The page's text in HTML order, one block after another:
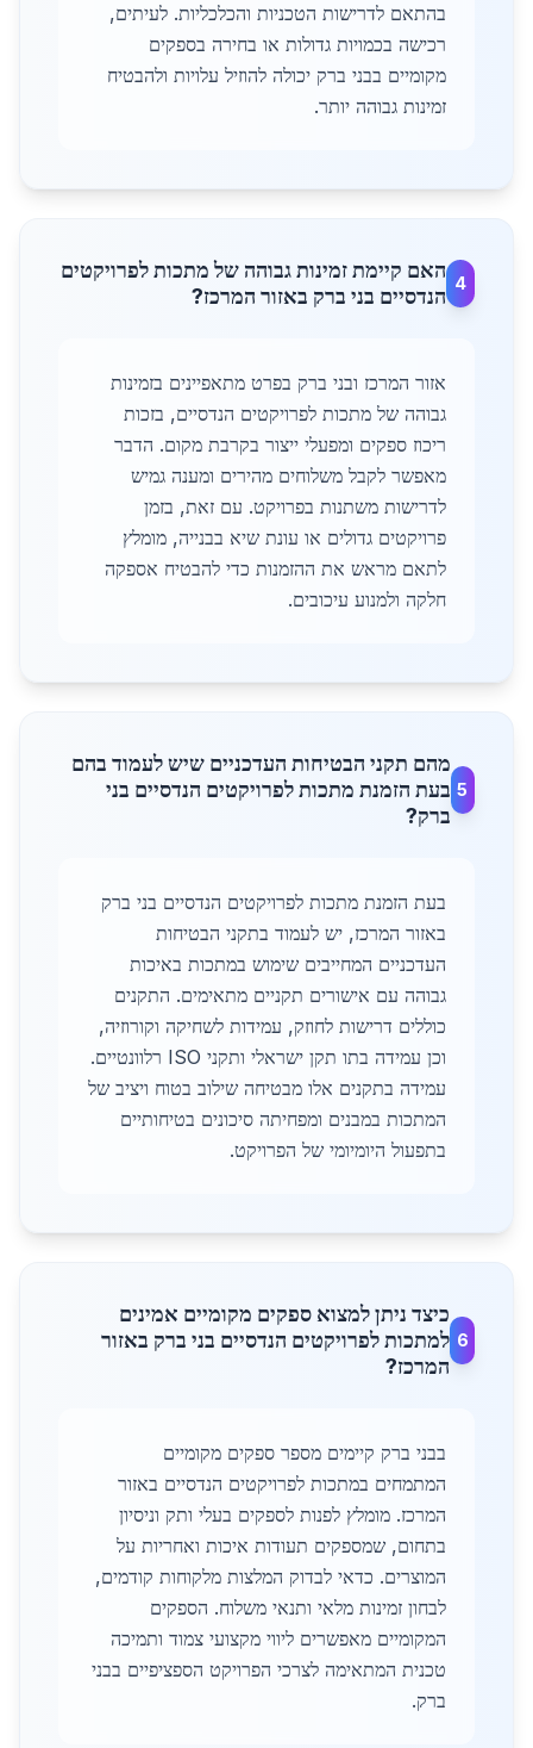
בהתאם לדרישות הטכניות והכלכליות. לעיתים,
רכישה בכמויות גדולות או בחירה בספקים
מקומיים בבני ברק יכולה להוזיל עלויות ולהבטיח
זמינות גבוהה יותר.
4
האם קיימת זמינות גבוהה של מתכות לפרויקטים
הנדסיים בני ברק באזור המרכז?
אזור המרכז ובני ברק בפרט מתאפיינים בזמינות
גבוהה של מתכות לפרויקטים הנדסיים, בזכות
ריכוז ספקים ומפעלי ייצור בקרבת מקום. הדבר
מאפשר לקבל משלוחים מהירים ומענה גמיש
לדרישות משתנות בפרויקט. עם זאת, בזמן
פרויקטים גדולים או עונת שיא בבנייה, מומלץ
לתאם מראש את ההזמנות כדי להבטיח אספקה
חלקה ולמנוע עיכובים.
5
מהם תקני הבטיחות העדכניים שיש לעמוד בהם
בעת הזמנת מתכות לפרויקטים הנדסיים בני
ברק?
בעת הזמנת מתכות לפרויקטים הנדסיים בני ברק
באזור המרכז, יש לעמוד בתקני הבטיחות
העדכניים המחייבים שימוש במתכות באיכות
גבוהה עם אישורים תקניים מתאימים. התקנים
כוללים דרישות לחוזק, עמידות לשחיקה וקורוזיה,
וכן עמידה בתו תקן ישראלי ותקני ISO רלוונטיים.
עמידה בתקנים אלו מבטיחה שילוב בטוח ויציב של
המתכות במבנים ומפחיתה סיכונים בטיחותיים
בתפעול היומיומי של הפרויקט.
6
כיצד ניתן למצוא ספקים מקומיים אמינים
למתכות לפרויקטים הנדסיים בני ברק באזור
המרכז?
בבני ברק קיימים מספר ספקים מקומיים
המתמחים במתכות לפרויקטים הנדסיים באזור
המרכז. מומלץ לפנות לספקים בעלי ותק וניסיון
בתחום, שמספקים תעודות איכות ואחריות על
המוצרים. כדאי לבדוק המלצות מלקוחות קודמים,
לבחון זמינות מלאי ותנאי משלוח. הספקים
המקומיים מאפשרים ליווי מקצועי צמוד ותמיכה
טכנית המתאימה לצרכי הפרויקט הספציפיים בבני
ברק.